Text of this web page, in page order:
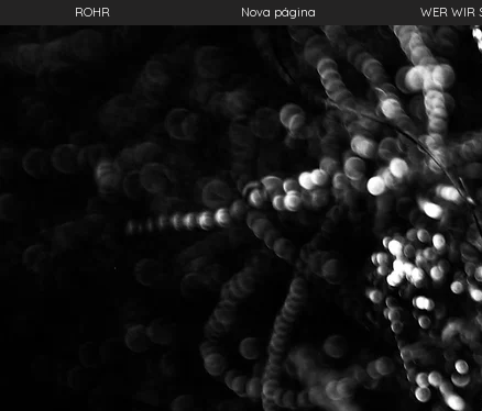
ROHR Nova página WER WIR